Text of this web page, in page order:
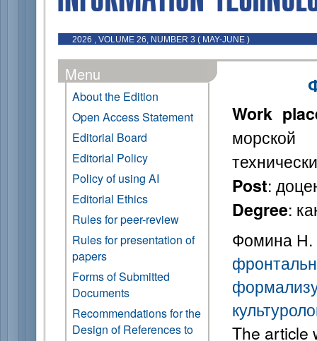
2026 , VOLUME 26, NUMBER 3 ( MAY-JUNE )
Menu
About the Edition
Open Access Statement
Editorial Board
Editorial Policy
Policy of using AI
Editorial Ethics
Rules for peer-review
Rules for presentation of
papers
Forms of Submitted
Documents
Recommendations for the
Design of References to
Work
морской
Post:
Degree:
Фомина Н.
The article